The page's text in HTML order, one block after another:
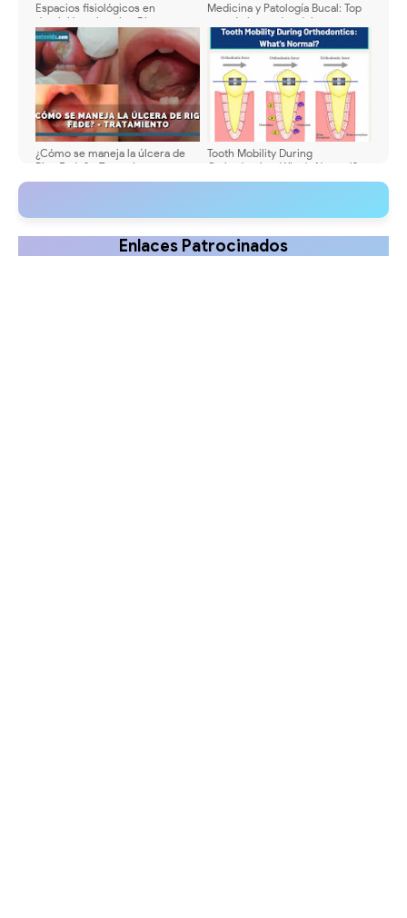
Espacios fisiológicos en
dentición primaria - Diastemas,
Espacios primates y Espacio
libre de Nance - Definición e
importancia
Medicina y Patología Bucal: Top
05 más buscados del 2024
¿Cómo se maneja la úlcera de
Riga Fede? - Tratamiento
Tooth Mobility During
Orthodontics: What's Normal?
Enlaces Patrocinados